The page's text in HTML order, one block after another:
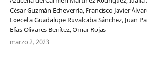
César Guzmán Echeverría, Francisco Javier
Loecelia Guadalupe Ruvalcaba Sánchez, Juan
Elías Olivares Benítez, Omar Rojas
marzo 2, 2023